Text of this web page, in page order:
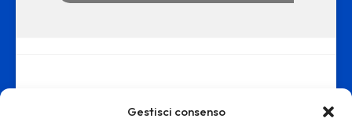
Gestisci consenso